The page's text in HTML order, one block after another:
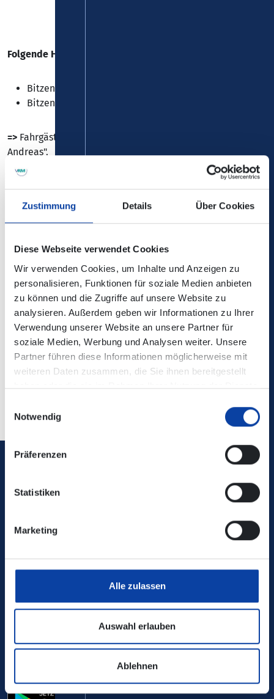
Zustimmung Details Über Cookies
Diese Webseite verwendet Cookies
Wir verwenden Cookies, um Inhalte und Anzeigen zu
personalisieren, Funktionen für soziale Medien anbieten
zu können und die Zugriffe auf unsere Website zu
analysieren. Außerdem geben wir Informationen zu Ihrer
Verwendung unserer Website an unsere Partner für
soziale Medien, Werbung und Analysen weiter. Unsere
Partner führen diese Informationen möglicherweise mit
weiteren Daten zusammen, die Sie ihnen bereitgestellt
haben oder die sie im Rahmen Ihrer Nutzung der Dienste
Notwendig
Präferenzen
Statistiken
Marketing
Alle zulassen
Auswahl erlauben
Ablehnen
Folgende Haltestellen können nicht bedient werden:
Bitzen, "Kindergarten"
Bitzen, "Milchbude"
=> Fahrgäste nutzen bitte die Haltestelle "Bitzen, St.
Andreas".
Bitte auch folgende Meldung beachten:Busse 260 und
261: Haltestellenausfälle in Bitzen-Dünebusch und Bitzen
- Verkehrsverbund Rhein-Mosel
Die Änderungen sind nicht in der elektronischen
Verbindungsauskunft enthalten!
Kontaktdaten/ zuständiges Verkehrsunternehmen:Home
kostenfrei täglich 8 - 20 Uhr
Ihr Kontakt zu uns
VRM-App nutzen und durchstarten